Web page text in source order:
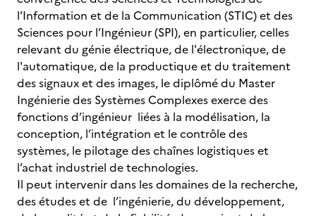
l’Information et de la Communication (STIC) et des
Sciences pour l’Ingénieur (SPI), en particulier, celles
relevant du génie électrique, de l'électronique, de
l'automatique, de la productique et du traitement
des signaux et des images, le diplômé du Master
Ingénierie des Systèmes Complexes exerce des
fonctions d’ingénieur liées à la modélisation, la
conception, l’intégration et le contrôle des
systèmes, le pilotage des chaînes logistiques et
l’achat industriel de technologies.
Il peut intervenir dans les domaines de la recherche,
des études et de l’ingénierie, du développement,